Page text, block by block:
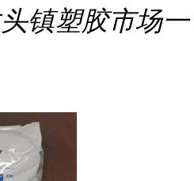
镇塑胶市场一